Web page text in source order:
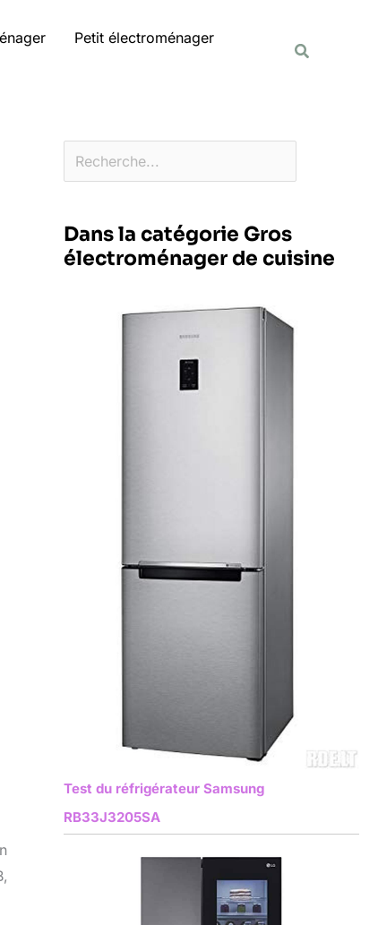
Petit électroménager
Dans la catégorie Gros
électroménager de cuisine
Test du réfrigérateur Samsung
RB33J3205SA